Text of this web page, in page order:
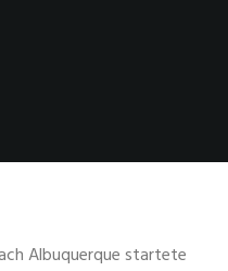
Albuquerque startete